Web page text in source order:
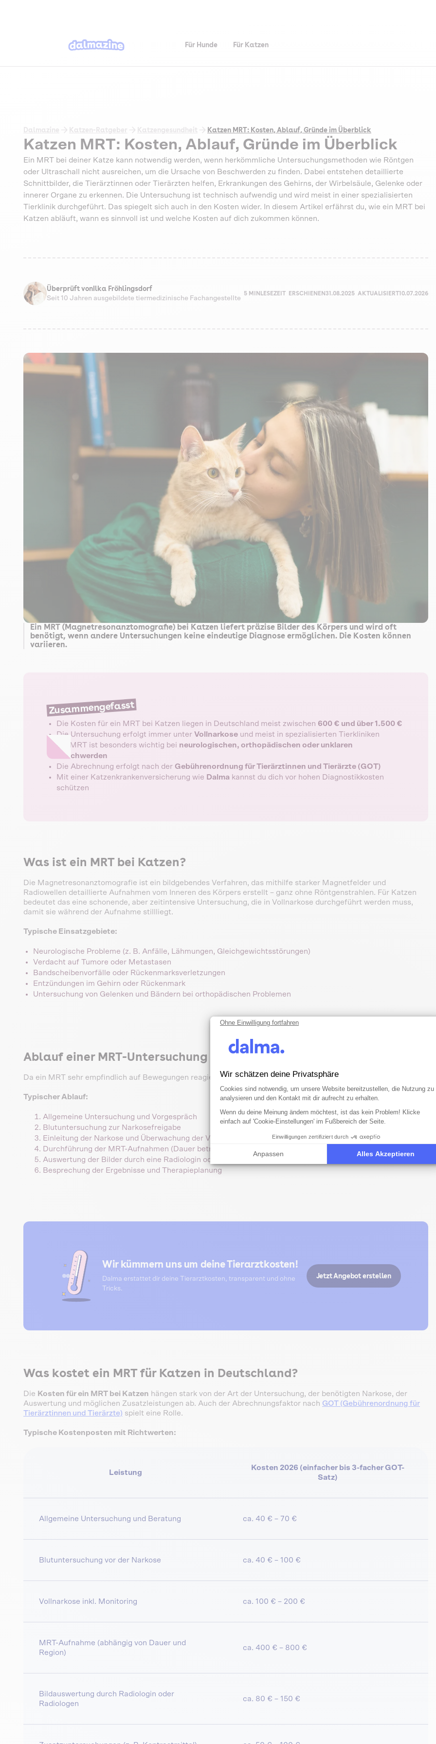
Für Hunde Für Katzen
Dalmazine Katzen-Ratgeber Katzengesundheit Katzen MRT: Kosten, Ablauf, Gründe im Überblick
Katzen MRT: Kosten, Ablauf, Gründe im Überblick
Ein MRT bei deiner Katze kann notwendig werden, wenn herkömmliche Untersuchungsmethoden wie Röntgen
oder Ultraschall nicht ausreichen, um die Ursache von Beschwerden zu finden. Dabei entstehen detaillierte
Schnittbilder, die Tierärztinnen oder Tierärzten helfen, Erkrankungen des Gehirns, der Wirbelsäule, Gelenke oder
innerer Organe zu erkennen. Die Untersuchung ist technisch aufwendig und wird meist in einer spezialisierten
Tierklinik durchgeführt. Das spiegelt sich auch in den Kosten wider. In diesem Artikel erfährst du, wie ein MRT bei
Katzen abläuft, wann es sinnvoll ist und welche Kosten auf dich zukommen können.
Überprüft von Ilka Fröhlingsdorf
Seit 10 Jahren ausgebildete tiermedizinische Fachangestellte
5 MIN LESEZEIT ERSCHIENEN 31.08.2025 AKTUALISIERT10.07.2026
Ein MRT (Magnetresonanztomografie) bei Katzen liefert präzise Bilder des Körpers und wird oft
benötigt, wenn andere Untersuchungen keine eindeutige Diagnose ermöglichen. Die Kosten können
variieren.
Zusammengefasst
Die Kosten für ein MRT bei Katzen liegen in Deutschland meist zwischen 600 € und über 1.500 €
Die Untersuchung erfolgt immer unter Vollnarkose und meist in spezialisierten Tierkliniken
Ein MRT ist besonders wichtig bei neurologischen, orthopädischen oder unklaren
Beschwerden
Die Abrechnung erfolgt nach der Gebührenordnung für Tierärztinnen und Tierärzte (GOT)
Mit einer Katzenkrankenversicherung wie Dalma kannst du dich vor hohen Diagnostikkosten
schützen
Was ist ein MRT bei Katzen?
Die Magnetresonanztomografie ist ein bildgebendes Verfahren, das mithilfe starker Magnetfelder und
Radiowellen detaillierte Aufnahmen vom Inneren des Körpers erstellt – ganz ohne Röntgenstrahlen. Für Katzen
bedeutet das eine schonende, aber zeitintensive Untersuchung, die in Vollnarkose durchgeführt werden muss,
damit sie während der Aufnahme stillliegt.
Typische Einsatzgebiete:
Neurologische Probleme (z. B. Anfälle, Lähmungen, Gleichgewichtsstörungen)
Verdacht auf Tumore oder Metastasen
Bandscheibenvorfälle oder Rückenmarksverletzungen
Entzündungen im Gehirn oder Rückenmark
Untersuchung von Gelenken und Bändern bei orthopädischen Problemen
Ablauf einer MRT-Untersuchung bei Katzen
Da ein MRT sehr empfindlich auf Bewegungen reagiert, wird es bei Katzen immer unter Vollnarkose durchgeführt.
Typischer Ablauf:
Allgemeine Untersuchung und Vorgespräch
Blutuntersuchung zur Narkosefreigabe
Einleitung der Narkose und Überwachung der Vitalwerte
Durchführung der MRT-Aufnahmen (Dauer beträgt meistens 30–90 Minuten)
Auswertung der Bilder durch eine Radiologin oder einen Radiologen
Besprechung der Ergebnisse und Therapieplanung
Wir kümmern uns um deine Tierarztkosten!
Dalma erstattet dir deine Tierarztkosten, transparent und ohne
Tricks.
Jetzt Angebot erstellen
Was kostet ein MRT für Katzen in Deutschland?
Die Kosten für ein MRT bei Katzen hängen stark von der Art der Untersuchung, der benötigten Narkose, der
Auswertung und möglichen Zusatzleistungen ab. Auch der Abrechnungsfaktor nach GOT (Gebührenordnung für
Tierärztinnen und Tierärzte) spielt eine Rolle.
Typische Kostenposten mit Richtwerten:
Leistung
Kosten 2026 (einfacher bis 3-facher GOT-
Satz)
Allgemeine Untersuchung und Beratung ca. 40 € – 70 €
Blutuntersuchung vor der Narkose ca. 40 € – 100 €
Vollnarkose inkl. Monitoring ca. 100 € – 200 €
MRT-Aufnahme (abhängig von Dauer und
Region)
ca. 400 € – 800 €
Bildauswertung durch Radiologin oder
Radiologen
ca. 80 € – 150 €
Ohne Einwilligung fortfahren
Wir schätzen deine Privatsphäre
Einwilligungsmanagementplattform:
Cookies sind notwendig, um unsere Website bereitzustellen, die Nutzung zu
analysieren und den Kontakt mit dir aufrecht zu erhalten.
Wenn du deine Meinung ändern möchtest, ist das kein Problem! Klicke
einfach auf 'Cookie-Einstellungen' im Fußbereich der Seite.
Einwilligungen zertifiziert durch
Anpassen Alles Akzeptieren